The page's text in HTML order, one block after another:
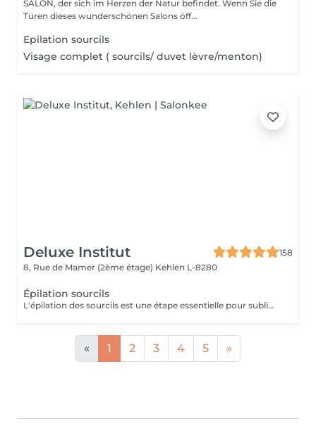
SALON, der sich im Herzen der Natur befindet. Wenn Sie die
Türen dieses wunderschönen Salons öff...
Epilation sourcils
Visage complet ( sourcils/ duvet lèvre/menton)
Deluxe Institut
158
8, Rue de Mamer (2ème étage) Kehlen L-8280
Épilation sourcils
L'épilation des sourcils est une étape essentielle pour sublimer le regard et harmoniser les traits du visage. Que ce soit à la pince ou à la cire, bien dessiner ses sourcils apporte de nombreux bienfaits esthétiques et pratiques.
« 1 2 3 4 5 »